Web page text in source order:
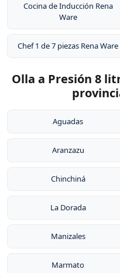
Cocina de Inducción Rena
Ware
Chef 1 de 7 piezas Rena Ware
Olla a Presión 8
Aguadas
Aranzazu
Chinchiná
La Dorada
Manizales
Marmato